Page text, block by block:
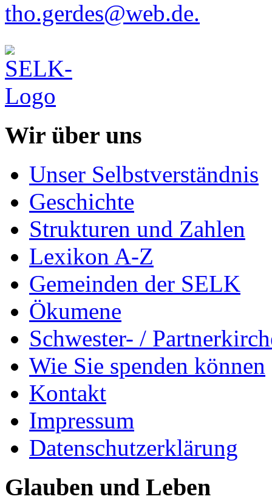
tho.gerdes@web.de.
Wir über uns
Unser Selbstverständnis
Geschichte
Strukturen und Zahlen
Lexikon A-Z
Gemeinden der SELK
Ökumene
Schwester- /
Wie Sie spenden können
Kontakt
Impressum
Datenschutzerklärung
Glauben und Leben